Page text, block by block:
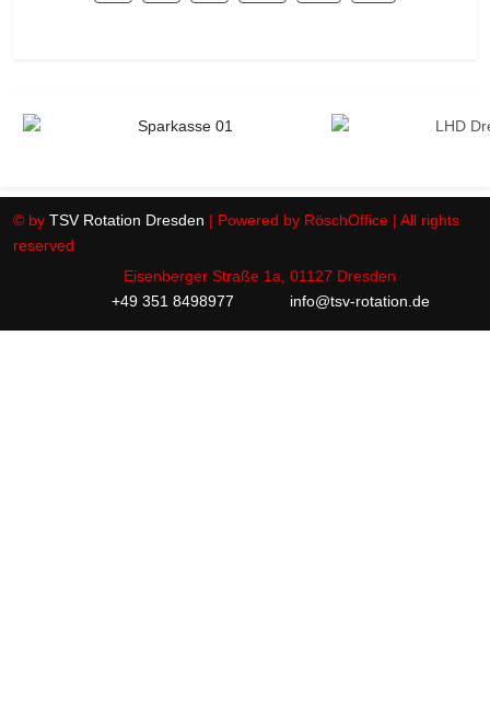
© by TSV Rotation Dresden | Powered by RöschOffice | All rights
reserved
Eisenberger Straße 1a, 01127 Dresden
+49 351 8498977
info@tsv-rotation.de